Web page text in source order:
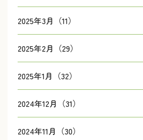
2025年3月（11）
2025年2月（29）
2025年1月（32）
2024年12月（31）
2024年11月（30）